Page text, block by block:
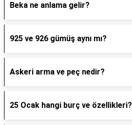
Beka ne anlama gelir?
925 ve 926 gümüş aynı mı?
Askeri arma ve peç nedir?
25 Ocak hangi burç ve özellikleri?